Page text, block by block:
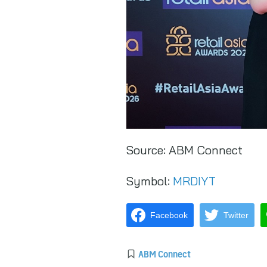
Source: ABM Connect
Symbol: MRDIYT
Facebook Twitter
ABM Connect